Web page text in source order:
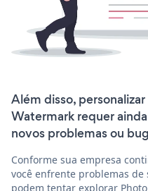
Além disso,
Watermark requer
novos problemas ou
Conforme sua empresa
você enfrente problemas de
podem tentar explorar